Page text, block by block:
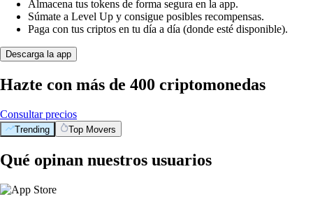
Almacena tus tokens de forma segura en la app.
Súmate a Level Up y consigue posibles recompensas.
Paga con tus criptos en tu día a día (donde esté disponible).
Descarga la app
Hazte con más de 400 criptomonedas
Consultar precios
Trending Top Movers
Qué opinan nuestros usuarios